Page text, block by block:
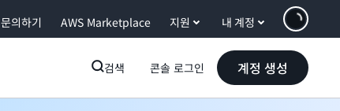
문의하기 AWS Marketplace 지원 내 계정
검색 콘솔 로그인 계정 생성